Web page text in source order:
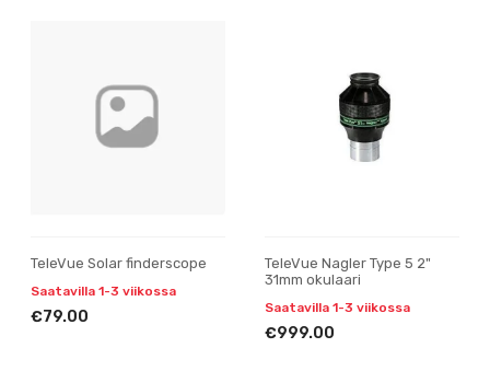
TeleVue Solar finderscope
Saatavilla 1-3 viikossa
€79.00
TeleVue Nagler Type 5 2"
31mm okulaari
Saatavilla 1-3 viikossa
€999.00